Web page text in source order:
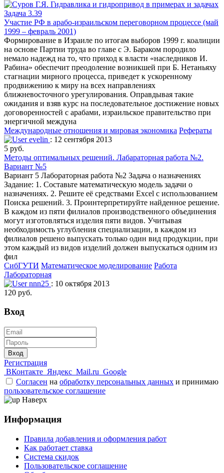
Участие РФ в арабо-израильском переговорном процессе (май
1999 – февраль 2001)
Формирование в Израиле по итогам выборов 1999 г. коалиции
на основе Партии труда во главе с Э. Бараком породило
немало надежд на то, что приход к власти «наследников И.
Рабина» обеспечит преодоление возникшей при Б. Нетаньяху
стагнации мирного процесса, приведет к ускоренному
продвижению к миру на всех направлениях
ближневосточного урегулирования. Оправдывая такие
ожидания и взяв курс на последовательное достижение новых
договоренностей с арабами, израильское правительство при
энергичной междуна
Международные отношения и мировая экономика Рефераты
evelin : 12 сентября 2013
5 руб.
Методы оптимальных решений. Лабараторная работа №2.
Вариант №5
Вариант 5 Лабораторная работа №2 Задача о назначениях
Задание: 1. Составьте математическую модель задачи о
назначениях. 2. Решите её средствами Excel с использованием
Поиска решений. 3. Проинтерпретируйте найденное решение.
В каждом из пяти филиалов производственного объединения
могут изготовляться изделия пяти видов. Учитывая
необходимость углубления специализации, в каждом из
филиалов решено выпускать только один вид продукции, при
этом каждый из видов изделий должен выпускаться одним из
фил
СибГУТИ Математическое моделирование Работа
Лабораторная
nnn25 : 10 октября 2013
120 руб.
Вход
Вход
Регистрация
ВКонтакте Яндекс Mail.ru Google
Согласен на обработку персональных данных и принимаю
пользовательское соглашение
Наверх
Информация
Правила добавления и оформления работ
Как работает ставка
Система скидок
Пользовательское соглашение